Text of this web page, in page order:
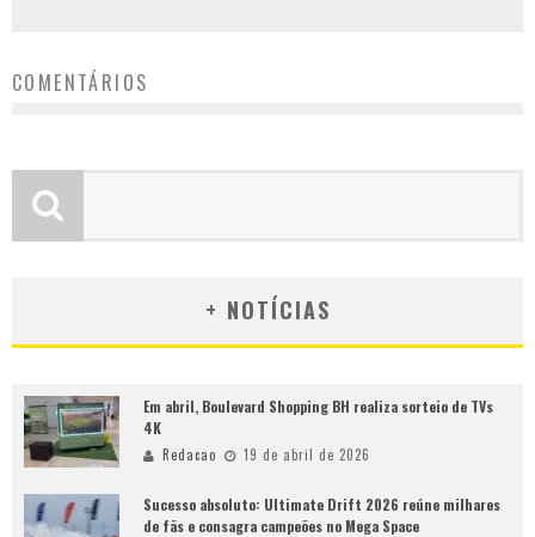
COMENTÁRIOS
+ NOTÍCIAS
Em abril, Boulevard Shopping BH realiza sorteio de TVs
4K
Redacao 19 de abril de 2026
Sucesso absoluto: Ultimate Drift 2026 reúne milhares
de fãs e consagra campeões no Mega Space